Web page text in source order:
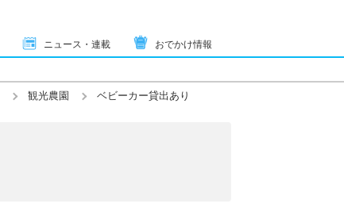
ニュース・連載 おでかけ情報
観光農園 ベビーカー貸出あり